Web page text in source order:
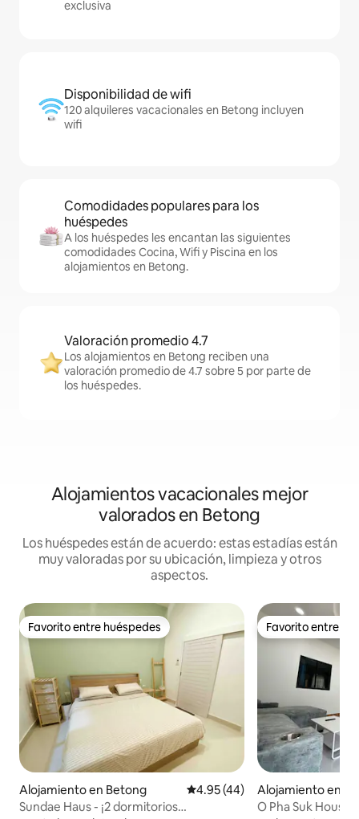
exclusiva
Disponibilidad de wifi
120 alquileres vacacionales en Betong incluyen
wifi
Comodidades populares para los
huéspedes
A los huéspedes les encantan las siguientes
comodidades Cocina, Wifi y Piscina en los
alojamientos en Betong.
Valoración promedio 4.7
Los alojamientos en Betong reciben una
valoración promedio de 4.7 sobre 5 por parte de
los huéspedes.
Alojamientos vacacionales mejor
valorados en Betong
Los huéspedes están de acuerdo: estas estadías están
muy valoradas por su ubicación, limpieza y otros
aspectos.
Favorito entre huéspedes
Favorito entre huéspedes
Alojamiento en Betong Calificación promedio: 4.95 de
4.95 (44)
Sundae Haus - ¡2 dormitorios
Favorito entre
Favorito entre
Alojamiento en
O Pha Suk House